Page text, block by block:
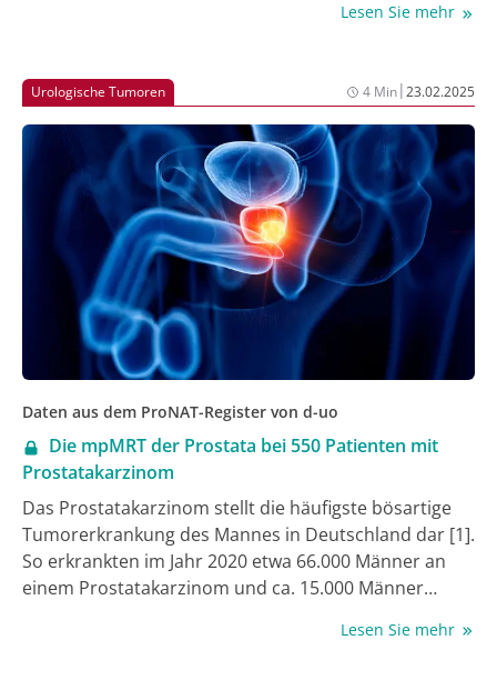
Tumorerkrankungen sind hierzulande leider
Erfassung und wissenschaftliche Auswertung der
Versorgungsqualität urologischer
Tumorerkrankungen ist deren standardisierte
Dokumentation [2].
Lesen Sie mehr
Urologische Tumoren 4 Min|23.02.2025
Daten aus dem ProNAT-Register von d-uo
Die mpMRT der Prostata bei 550 Patienten mit
Prostatakarzinom
Das Prostatakarzinom stellt die häufigste bösartige
Tumorerkrankung des Mannes in Deutschland dar [1].
So erkrankten im Jahr 2020 etwa 66.000 Männer an
einem Prostatakarzinom und ca. 15.000 Männer
und Therapie dieser häufigsten Tumorentität im
Lesen Sie mehr